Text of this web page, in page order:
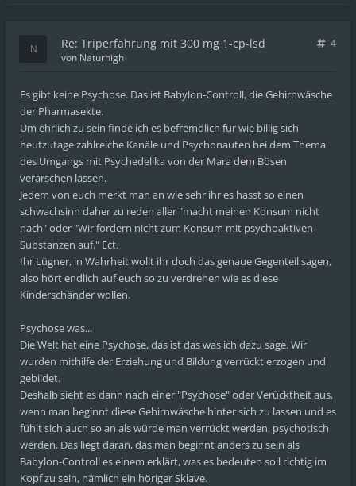
Re: Triperfahrung mit 300 mg 1-cp-lsd
4
von Naturhigh
Es gibt keine Psychose. Das ist Babylon-Controll, die Gehirnwäsche
der Pharmasekte.
Um ehrlich zu sein finde ich es befremdlich für wie billig sich
heutzutage zahlreiche Kanäle und Psychonauten bei dem Thema
des Umgangs mit Psychedelika von der Mara dem Bösen
verarschen lassen.
Jedem von euch merkt man an wie sehr ihr es hasst so einen
schwachsinn daher zu reden aller "macht meinen Konsum nicht
nach" oder "Wir fordern nicht zum Konsum mit psychoaktiven
Substanzen auf." Ect.
Ihr Lügner, in Wahrheit wollt ihr doch das genaue Gegenteil sagen,
also hört endlich auf euch so zu verdrehen wie es diese
Kinderschänder wollen.
Psychose was...
Die Welt hat eine Psychose, das ist das was ich dazu sage. Wir
wurden mithilfe der Erziehung und Bildung verrückt erzogen und
gebildet.
Deshalb sieht es dann nach einer "Psychose" oder Verücktheit aus,
wenn man beginnt diese Gehirnwäsche hinter sich zu lassen und es
fühlt sich auch so an als würde man verrückt werden, psychotisch
werden. Das liegt daran, das man beginnt anders zu sein als
Babylon-Controll es einem erklärt, was es bedeuten soll richtig im
Kopf zu sein, nämlich ein höriger Sklave.